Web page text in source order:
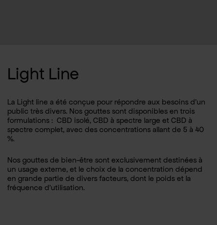
Light Line
La Light line a été conçue pour répondre aux besoins d’un
public très divers. Nos gouttes sont disponibles en trois
formulations : CBD isolé, CBD à spectre large et CBD à
spectre complet, avec des concentrations allant de 5 à 40
%.
Nos gouttes de bien-être sont exclusivement destinées à
un usage externe, et le choix de la concentration dépend
en grande partie de divers facteurs, dont le poids et la
fréquence d’utilisation.